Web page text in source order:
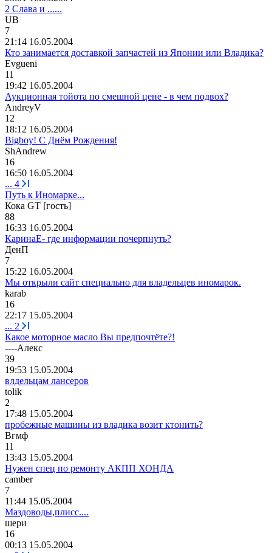
2 Слава и ......
UB
7
21:14 16.05.2004
Кто занимается доставкой запчастей из Японии или Владика?
Evgueni
11
19:42 16.05.2004
Аукционная тойота по смешной цене - в чем подвох?
AndreyV
12
18:12 16.05.2004
Bigboy! С Днём Рождения!
ShAndrew
16
16:50 16.05.2004
... 4
Путь к Иномарке...
Кока GT [гость]
88
16:33 16.05.2004
КаринаЕ- где информации почерпнуть?
ДенП
7
15:22 16.05.2004
Мы открыли сайт специально для владельцев иномарок.
karab
16
22:17 15.05.2004
... 2
Какое моторное масло Вы предпочтёте?!
----Aлекс
39
19:53 15.05.2004
влдельцам лансеров
tolik
2
17:48 15.05.2004
пробежные машины из владика возит ктонить?
Вгмф
11
13:43 15.05.2004
Нужен спец по ремонту АКПП ХОНДА
camber
7
11:44 15.05.2004
Маздоводы,плисс....
шери
16
00:13 15.05.2004